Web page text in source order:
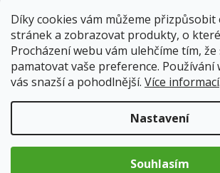
Díky cookies vám můžeme přizpůsobit
stránek a zobrazovat produkty, o
Procházení webu vám ulehčíme tím, že
pamatovat vaše preference. Používání
vás snazší a pohodlnější. Více informací
Nastavení
Souhlasím
celkovou vitalitu. Tento produkt je ideální
chtějí zdravou a chutnou svačinu bez
Výživové hodnoty na 100 g
Energie: 1102 kJ / 263 kcal
Tuky: 0,3 g (z toho nasycené mastné
Sacharidy: 63 g (z toho cukry: 42 g)